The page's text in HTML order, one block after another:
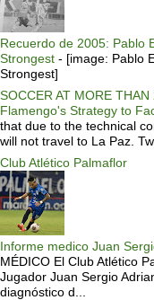
Recuerdo de 2005: Pablo
Strongest - [image: Pablo
Strongest]
SOCCER AT MORE
Flamengo's Strategy to
that due to the technical
will not travel to La Paz.
Club Atlético Palmaflor
Informe medico Juan
MÉDICO El Club Atlético
Jugador Juan Sergio
diagnóstico d...